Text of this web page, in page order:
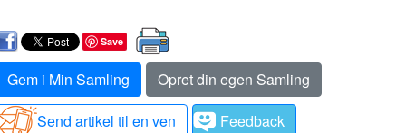
Save
Gem i Min Samling
Opret din egen Samling
Send artikel til en ven
Feedback